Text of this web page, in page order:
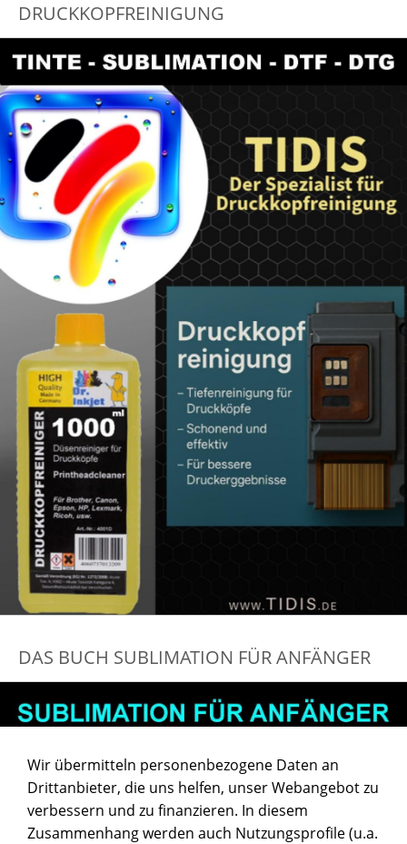
DRUCKKOPFREINIGUNG
DAS BUCH SUBLIMATION FÜR ANFÄNGER
Wir übermitteln personenbezogene Daten an
Drittanbieter, die uns helfen, unser Webangebot zu
verbessern und zu finanzieren. In diesem
Zusammenhang werden auch Nutzungsprofile (u.a.